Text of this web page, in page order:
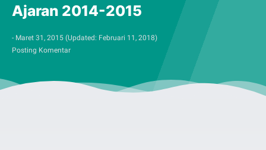
Ajaran 2014-2015
- Maret 31, 2015 (Updated: Februari 11, 2018)
Posting Komentar